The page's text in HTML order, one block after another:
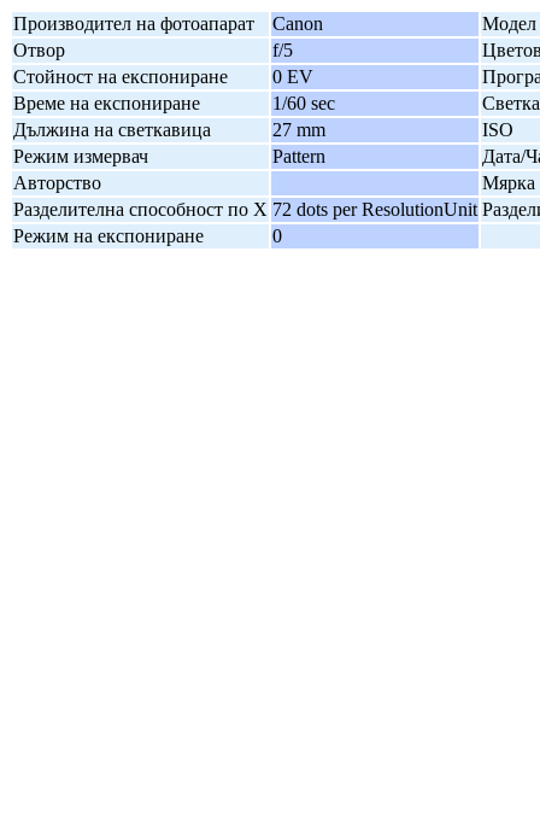
Производител на фотоапарат Canon
Модел
Отвор
f/5
Стойност на експониране
0 EV
Време на експониране
1/60 sec
Дължина на светкавица
27 mm
ISO
Режим измервач
Pattern
Дата/
Авторство
Мярка
Разделителна способност по X 72 dots per ResolutionUnit
Режим на експониране
0